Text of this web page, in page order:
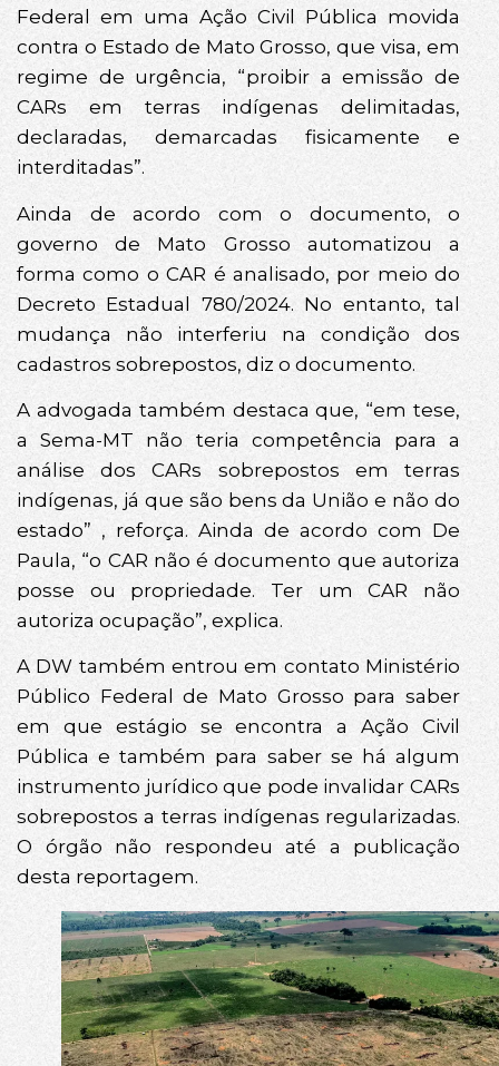
Federal em uma Ação Civil Pública movida
contra o Estado de Mato Grosso, que visa, em
regime de urgência, “proibir a emissão de
CARs em terras indígenas delimitadas,
declaradas, demarcadas fisicamente e
interditadas”.
Ainda de acordo com o documento, o
governo de Mato Grosso automatizou a
forma como o CAR é analisado, por meio do
Decreto Estadual 780/2024. No entanto, tal
mudança não interferiu na condição dos
cadastros sobrepostos, diz o documento.
A advogada também destaca que, “em tese,
a Sema-MT não teria competência para a
análise dos CARs sobrepostos em terras
indígenas, já que são bens da União e não do
estado” , reforça. Ainda de acordo com De
Paula, “o CAR não é documento que autoriza
posse ou propriedade. Ter um CAR não
autoriza ocupação”, explica.
A DW também entrou em contato Ministério
Público Federal de Mato Grosso para saber
em que estágio se encontra a Ação Civil
Pública e também para saber se há algum
instrumento jurídico que pode invalidar CARs
sobrepostos a terras indígenas regularizadas.
O órgão não respondeu até a publicação
desta reportagem.